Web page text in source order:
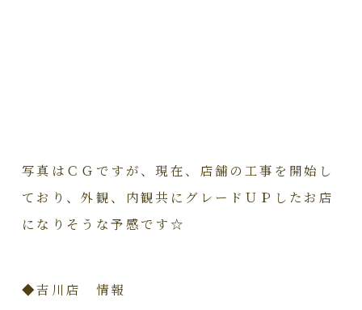
写真はＣＧですが、現在、店舗の工事を開始し
ており、外観、内観共にグレードＵＰしたお店
になりそうな予感です☆
◆吉川店 情報